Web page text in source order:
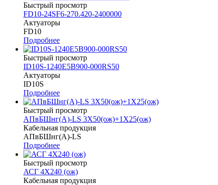
Быстрый просмотр
FD10-24SF6-270.420-2400000
Актуаторы
FD10
Подробнее
Быстрый просмотр
ID10S-1240E5B900-000RS50
Актуаторы
ID10S
Подробнее
Быстрый просмотр
АПвБШнг(А)-LS 3Х50(ож)+1Х25(ож)
Кабельная продукция
АПвБШнг(А)-LS
Подробнее
Быстрый просмотр
АСГ 4Х240 (ож)
Кабельная продукция